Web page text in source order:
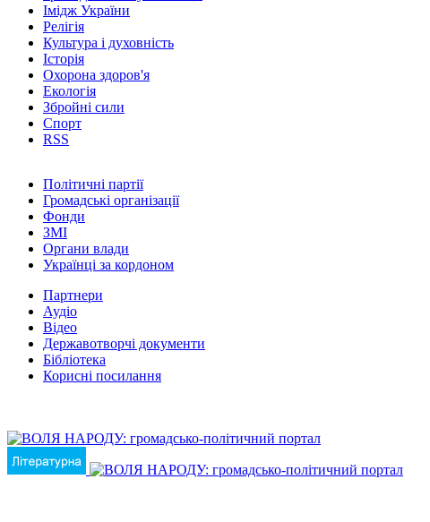
Імідж України
Релігія
Культура і духовність
Історія
Охорона здоров'я
Екологія
Збройні сили
Спорт
RSS
Політичні партії
Громадські організації
Фонди
ЗМІ
Органи влади
Українці за кордоном
Партнери
Аудіо
Відео
Державотворчі документи
Бібліотека
Корисні посилання